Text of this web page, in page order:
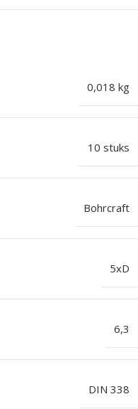
0,018 kg
10 stuks
Bohrcraft
5xD
6,3
DIN 338